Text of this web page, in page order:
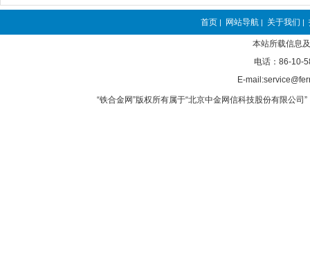
首页 | 网站导航 | 关于我们 |
本站所载信息
电话：86-10-
E-
“铁合金网”版权所有属于“北京中金网信科技股份有限公司